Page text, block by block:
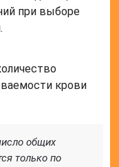
при выборе
крови
общих
только по